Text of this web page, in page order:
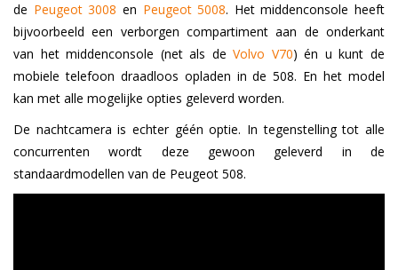
de Peugeot 3008 en Peugeot 5008. Het middenconsole heeft
bijvoorbeeld een verborgen compartiment aan de onderkant
van het middenconsole (net als deVolvo V70) én u kunt de
mobiele telefoon draadloos opladen in de 508. En het model
kan met alle mogelijke opties geleverd worden.
De nachtcamera is echter géén optie. In tegenstelling tot alle
concurrenten wordt deze gewoon geleverd in de
standaardmodellen van de Peugeot 508.